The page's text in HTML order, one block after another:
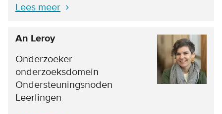
Lees meer
An Leroy
Onderzoeker
onderzoeksdomein
Ondersteuningsnoden
Leerlingen